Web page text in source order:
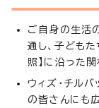
ご自身の生活
通し、子ども
照】に沿った
ウィズ・チル
の皆さんにも